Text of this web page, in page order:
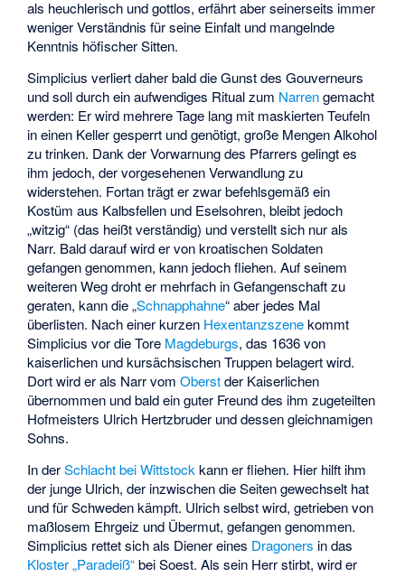
als heuchlerisch und gottlos, erfährt aber seinerseits immer
weniger Verständnis für seine Einfalt und mangelnde
Kenntnis höfischer Sitten.
Simplicius verliert daher bald die Gunst des Gouverneurs
und soll durch ein aufwendiges Ritual zum Narrengemacht
werden: Er wird mehrere Tage lang mit maskierten Teufeln
in einen Keller gesperrt und genötigt, große Mengen Alkohol
zu trinken. Dank der Vorwarnung des Pfarrers gelingt es
ihm jedoch, der vorgesehenen Verwandlung zu
widerstehen. Fortan trägt er zwar befehlsgemäß ein
Kostüm aus Kalbsfellen und Eselsohren, bleibt jedoch
„witzig“ (das heißt verständig) und verstellt sich nur als
Narr. Bald darauf wird er von kroatischen Soldaten
gefangen genommen, kann jedoch fliehen. Auf seinem
weiteren Weg droht er mehrfach in Gefangenschaft zu
geraten, kann die „Schnapphahne“ aber jedes Mal
überlisten. Nach einer kurzen Hexentanzszenekommt
Simplicius vor die Tore Magdeburgs, das 1636 von
kaiserlichen und kursächsischen Truppen belagert wird.
Dort wird er als Narr vomOberstder Kaiserlichen
übernommen und bald ein guter Freund des ihm zugeteilten
Hofmeisters Ulrich Hertzbruder und dessen gleichnamigen
Sohns.
In derSchlacht bei Wittstock kann er fliehen. Hier hilft ihm
der junge Ulrich, der inzwischen die Seiten gewechselt hat
und für Schweden kämpft. Ulrich selbst wird, getrieben von
maßlosem Ehrgeiz und Übermut, gefangen genommen.
Simplicius rettet sich als Diener eines Dragoners in das
Kloster „Paradeiß“bei Soest. Als sein Herr stirbt, wird er